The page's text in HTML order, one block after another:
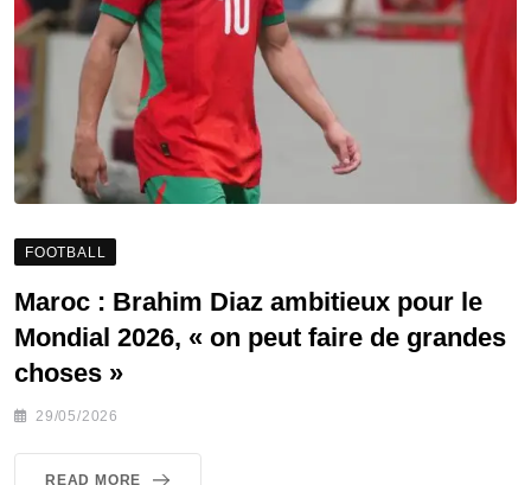
FOOTBALL
Maroc : Brahim Diaz ambitieux pour le
Mondial 2026, « on peut faire de grandes
choses »
29/05/2026
READ MORE